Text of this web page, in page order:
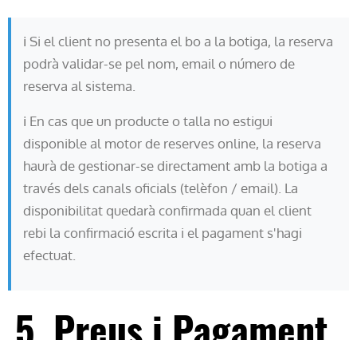
ℹ️ Si el client no presenta el bo a la botiga, la reserva
podrà validar-se pel nom, email o número de
reserva al sistema.
ℹ️ En cas que un producte o talla no estigui
disponible al motor de reserves online, la reserva
haurà de gestionar-se directament amb la botiga a
través dels canals oficials (telèfon / email). La
disponibilitat quedarà confirmada quan el client
rebi la confirmació escrita i el pagament s'hagi
efectuat.